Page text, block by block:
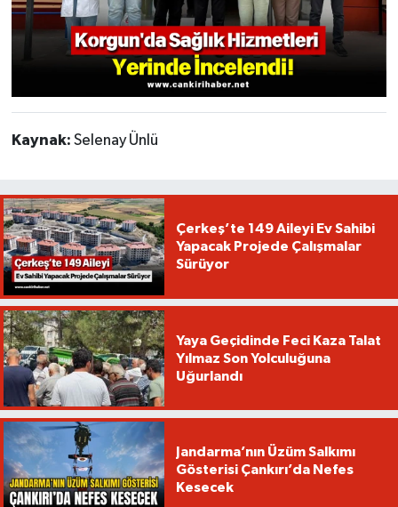
Kaynak: Selenay Ünlü
Çerkeş’te 149 Aileyi Ev Sahibi
Yapacak Projede Çalışmalar
Sürüyor
Yaya Geçidinde Feci Kaza Talat
Yılmaz Son Yolculuğuna
Uğurlandı
Jandarma’nın Üzüm Salkımı
Gösterisi Çankırı’da Nefes
Kesecek